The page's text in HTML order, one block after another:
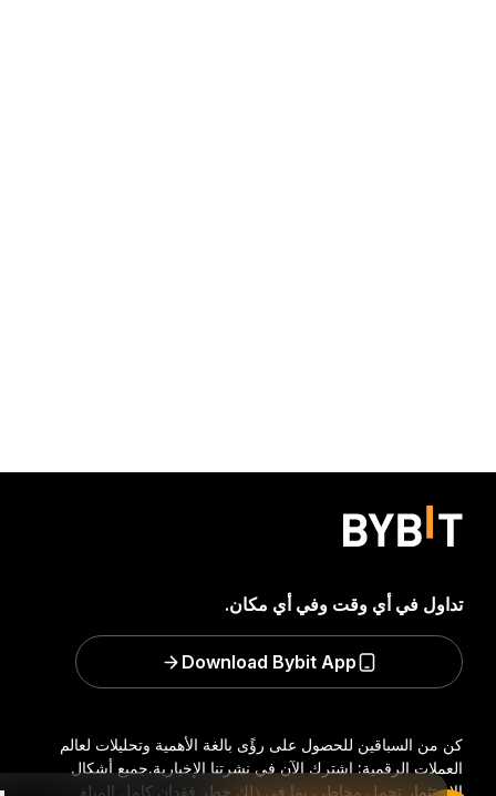
كن من السباقين للحصول على رؤًى بالغة الأهمية وتحليلات لعالم
العملات الرقمية: اشترك الآن في نشرتنا الإخبارية.جميع أشكال
الاستثمار تحمل مخاطر، بما في ذلك خطر فقدان كامل المبلغ
تداول في أي وقت وفي أي مكان.
Download Bybit App